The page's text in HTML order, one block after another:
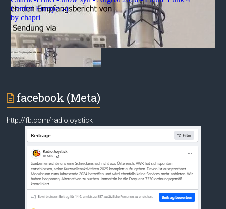
facebook (Meta)
http://fb.com/radiojoystick